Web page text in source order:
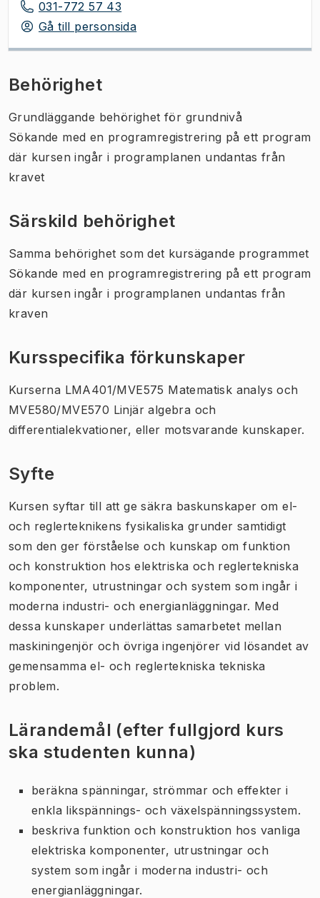
031-772 57 43
Gå till personsida
Behörighet
Grundläggande behörighet för grundnivå
Sökande med en programregistrering på ett program
där kursen ingår i programplanen undantas från
kravet
Särskild behörighet
Samma behörighet som det kursägande programmet
Sökande med en programregistrering på ett program
där kursen ingår i programplanen undantas från
kraven
Kursspecifika förkunskaper
Kurserna LMA401/MVE575 Matematisk analys och
MVE580/MVE570 Linjär algebra och
differentialekvationer, eller motsvarande kunskaper.
Syfte
Kursen syftar till att ge säkra baskunskaper om el-
och reglerteknikens fysikaliska grunder samtidigt
som den ger förståelse och kunskap om funktion
och konstruktion hos elektriska och reglertekniska
komponenter, utrustningar och system som ingår i
moderna industri- och energianläggningar. Med
dessa kunskaper underlättas samarbetet mellan
maskiningenjör och övriga ingenjörer vid lösandet av
gemensamma el- och reglertekniska tekniska
problem.
Lärandemål (efter fullgjord kurs
ska studenten kunna)
beräkna spänningar, strömmar och effekter i
enkla likspännings- och växelspänningssystem.
beskriva funktion och konstruktion hos vanliga
elektriska komponenter, utrustningar och
system som ingår i moderna industri- och
energianläggningar.